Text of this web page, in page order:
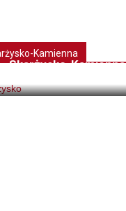
Kamienna
Skarżysko-Kamienna